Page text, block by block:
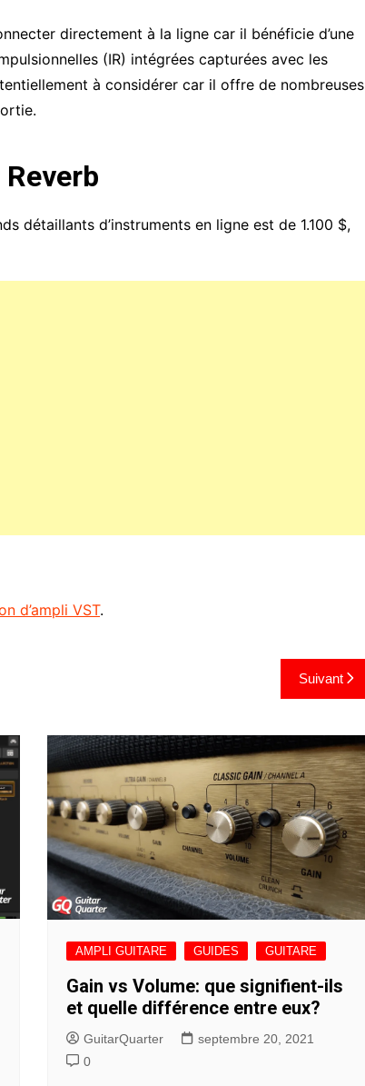
directement à la ligne car il bénéficie d’une
(IR) intégrées capturées avec les
à considérer car il offre de nombreuses
détaillants d’instruments en ligne est de 1.100 $,
d’ampli VST.
Suivant
AMPLI GUITARE GUIDES GUITARE
Gain vs Volume: que signifient-ils
et quelle différence entre eux?
GuitarQuarter
septembre 20, 2021
0